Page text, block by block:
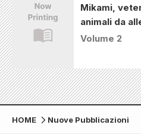
Mikami,
animali da
Volume 2
HOME Nuove Pubblicazioni